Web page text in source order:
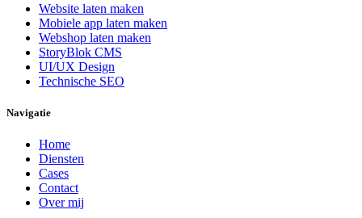
Website laten maken
Mobiele app laten maken
Webshop laten maken
StoryBlok CMS
UI/UX Design
Technische SEO
Navigatie
Home
Diensten
Cases
Contact
Over mij